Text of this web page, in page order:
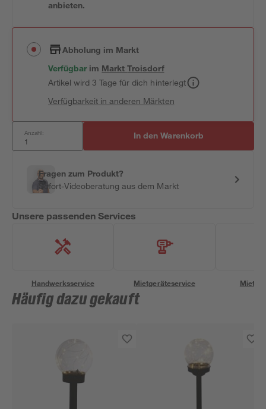
anbieten.
Abholung im Markt
Verfügbar im MarktTroisdorf
Artikel wird 3 Tage für dich hinterlegt
Verfügbarkeit in anderen Märkten
Anzahl: In den Warenkorb
Fragen zum Produkt?
Sofort-Videoberatung aus dem Markt
Unsere passenden Services
Handwerksservice Mietgeräteservice
Häufig dazu gekauft